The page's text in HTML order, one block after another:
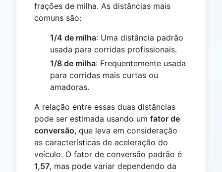
frações de milha. As distâncias mais
comuns são:
1/4 de milha: Uma distância padrão
usada para corridas profissionais.
1/8 de milha: Frequentemente usada
para corridas mais curtas ou
amadoras.
A relação entre essas duas distâncias
pode ser estimada usando um fator de
conversão, que leva em consideração
as características de aceleração do
veículo. O fator de conversão padrão é
1,57, mas pode variar dependendo da